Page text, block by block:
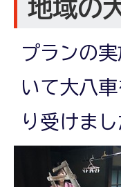
地域の
プランの
いて大八
り受けまし